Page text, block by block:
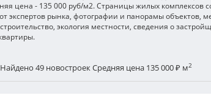
цена - 135 000 руб/м2. Страницы жилых
экспертов рынка, фотографии и панорамы объектов,
экология местности, сведения о
Найдено 49 новостроекСредняя цена 135 000 ₽ м2